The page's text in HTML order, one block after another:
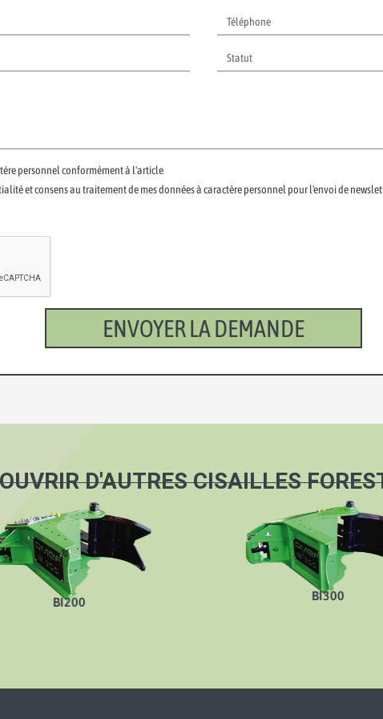
personnel conformément à l'article
et consens au traitement de mes données à caractère personnel pour l'envoi de
ENVOYER LA DEMANDE
D'AUTRES CISAILLES
BI300 BI400